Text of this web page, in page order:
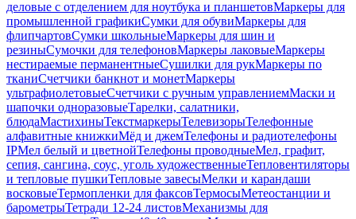
деловые с отделением для ноутбука и планшетовМаркеры для
промышленной графикиСумки для обувиМаркеры для
флипчартовСумки школьныеМаркеры для шин и
резиныСумочки для телефоновМаркеры лаковыеМаркеры
нестираемые перманентныеСушилки для рукМаркеры по
тканиСчетчики банкнот и монетМаркеры
ультрафиолетовыеСчетчики с ручным управлениемМаски и
шапочки одноразовыеТарелки, салатники,
блюдаМастихиныТекстмаркерыТелевизорыТелефонные
алфавитные книжкиМёд и джемТелефоны и радиотелефоны
IPМел белый и цветнойТелефоны проводныеМел, графит,
сепия, сангина, соус, уголь художественныеТепловентиляторы
и тепловые пушкиТепловые завесыМелки и карандаши
восковыеТермопленки для факсовТермосыМетеостанции и
барометрыТетради 12-24 листовМеханизмы для